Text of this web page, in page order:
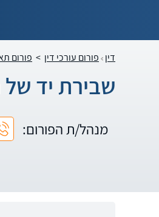
דין פורום עורכי דין > פורום
שבירת יד
מנהל/ת הפורום: